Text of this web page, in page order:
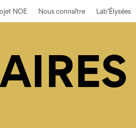
NOE Nous connaître Lab’Élysées